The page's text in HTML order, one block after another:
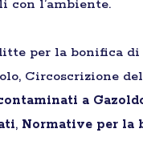
l’ambiente.
per la bonifica
Circoscrizione
a
, Normative per la